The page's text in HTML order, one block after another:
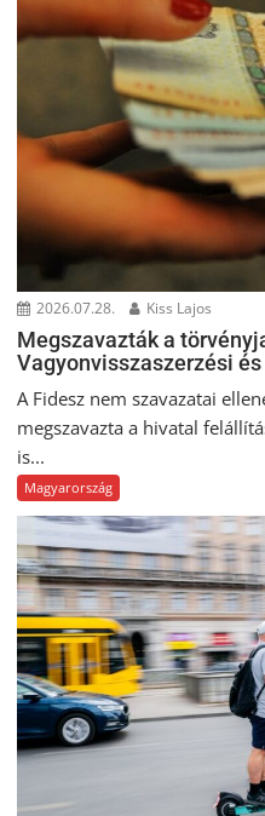
2026.07.28. Kiss Lajos
Megszavazták a
Vagyonvisszaszerzési
A Fidesz nem szavazatai
megszavazta a hivatal
is...
Magyarország